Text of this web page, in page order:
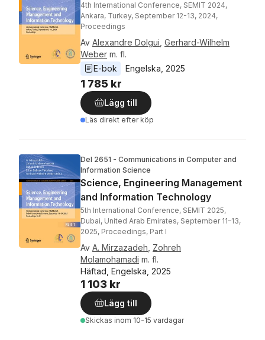
4th International Conference, SEMIT 2024,
Ankara, Turkey, September 12-13, 2024,
Proceedings
Av Alexandre Dolgui Gerhard-Wilhelm
Weber m. fl.
E-bok
Engelska 2025
1 785 kr
Lägg till
Läs direkt efter köp
Del 2651 - Communications in Computer and
Information Science
Science, Engineering Management
and Information Technology
5th International Conference, SEMIT 2025,
Dubai, United Arab Emirates, September 11–13,
2025, Proceedings, Part I
Av A. Mirzazadeh Zohreh
Molamohamadi m. fl.
Häftad, Engelska, 2025
1 103 kr
Lägg till
Skickas inom 10-15 vardagar